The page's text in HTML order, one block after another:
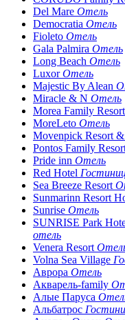
Del Mare Отель
Democratia Отель
Fioleto Отель
Gala Palmira Отель
Long Beach Отель
LuxorОтель
Majestic By Alean
Miracle & N Отель
Morea Family
MoreLeto Отель
Movenpick Resort
Pontos Family
Pride inn Отель
Red Hotel
Sea Breeze Resort
Sunmarinn Resort
Sunrise Отель
SUNRISE Park
отель
Venera Resort
Volna Sea Village
Аврора Отель
Акварель-family
Алые Паруса
Альбатрос